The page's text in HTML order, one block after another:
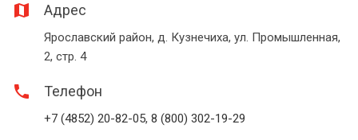
map Адрес
Ярославский район, д. Кузнечиха, ул. Промышленная,
2, стр. 4
phone Телефон
+7 (4852) 20-82-05, 8 (800) 302-19-29